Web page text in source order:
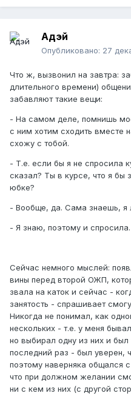
Адэй
Опубликовано: 27
Что ж, вызвонил на завтра:
длительного времени)
забавляют такие вещи:
- На самом деле, помнишь
с ним хотим сходить вместе
схожу с тобой.
- Т.е. если бы я не спросила
сказал? Ты в курсе, что я бы
юбке?
- Вообще, да. Сама знаешь, я
- Я знаю, поэтому и спросила.
Сейчас немного мыслей:
вины перед второй ОЖП,
звала на каток и сейчас -
занятость - спрашивает
Никогда не понимал, как
нескольких - т.е. у меня
но выбирал одну из них и был
последний раз - был уверен,
поэтому наверняка общался
что при должном желании
ни с кем из них (с другой